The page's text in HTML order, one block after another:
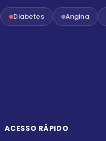
Diabetes Angina
ACESSO RÁPIDO